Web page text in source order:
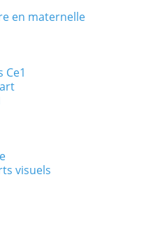
en maternelle
visuels